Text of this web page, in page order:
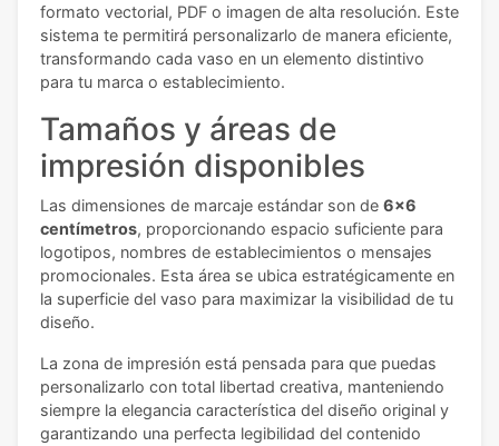
formato vectorial, PDF o imagen de alta resolución. Este
sistema te permitirá personalizarlo de manera eficiente,
transformando cada vaso en un elemento distintivo
para tu marca o establecimiento.
Tamaños y áreas de
impresión disponibles
Las dimensiones de marcaje estándar son de 6x6
centímetros, proporcionando espacio suficiente para
logotipos, nombres de establecimientos o mensajes
promocionales. Esta área se ubica estratégicamente en
la superficie del vaso para maximizar la visibilidad de tu
diseño.
La zona de impresión está pensada para que puedas
personalizarlo con total libertad creativa, manteniendo
siempre la elegancia característica del diseño original y
garantizando una perfecta legibilidad del contenido